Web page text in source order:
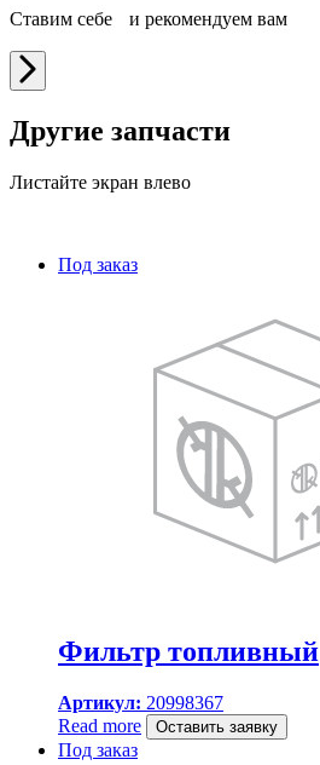
Ставим себе и рекомендуем вам
Другие запчасти
Листайте экран влево
Под заказ
Фильтр топливный
Артикул: 20998367
Read more
Оставить заявку
Под заказ